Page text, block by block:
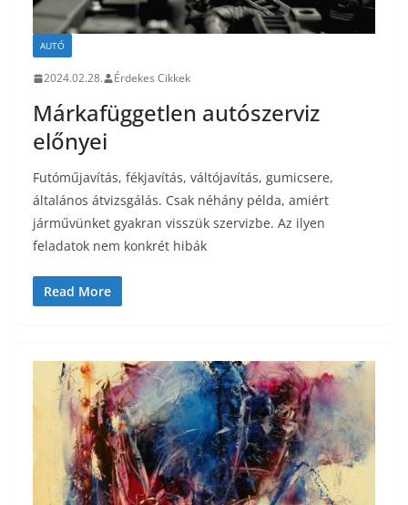
AUTÓ
2024.02.28. Érdekes Cikkek
Márkafüggetlen autószerviz
előnyei
Futóműjavítás, fékjavítás, váltójavítás, gumicsere,
általános átvizsgálás. Csak néhány példa, amiért
járművünket gyakran visszük szervizbe. Az ilyen
feladatok nem konkrét hibák
Read More